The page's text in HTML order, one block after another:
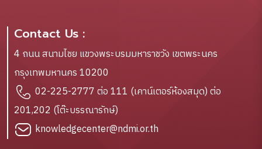
Contact Us :
4 ถนน สนามไชย แขวงพระบรมมหาราชวัง เขตพระนคร
กรุงเทพมหานคร 10200
02-225-2777 ต่อ 111 (เคาน์เตอร์ห้องสมุด) ต่อ
201,202 (โต๊ะบรรณารักษ์)
knowledgecenter@ndmi.or.th